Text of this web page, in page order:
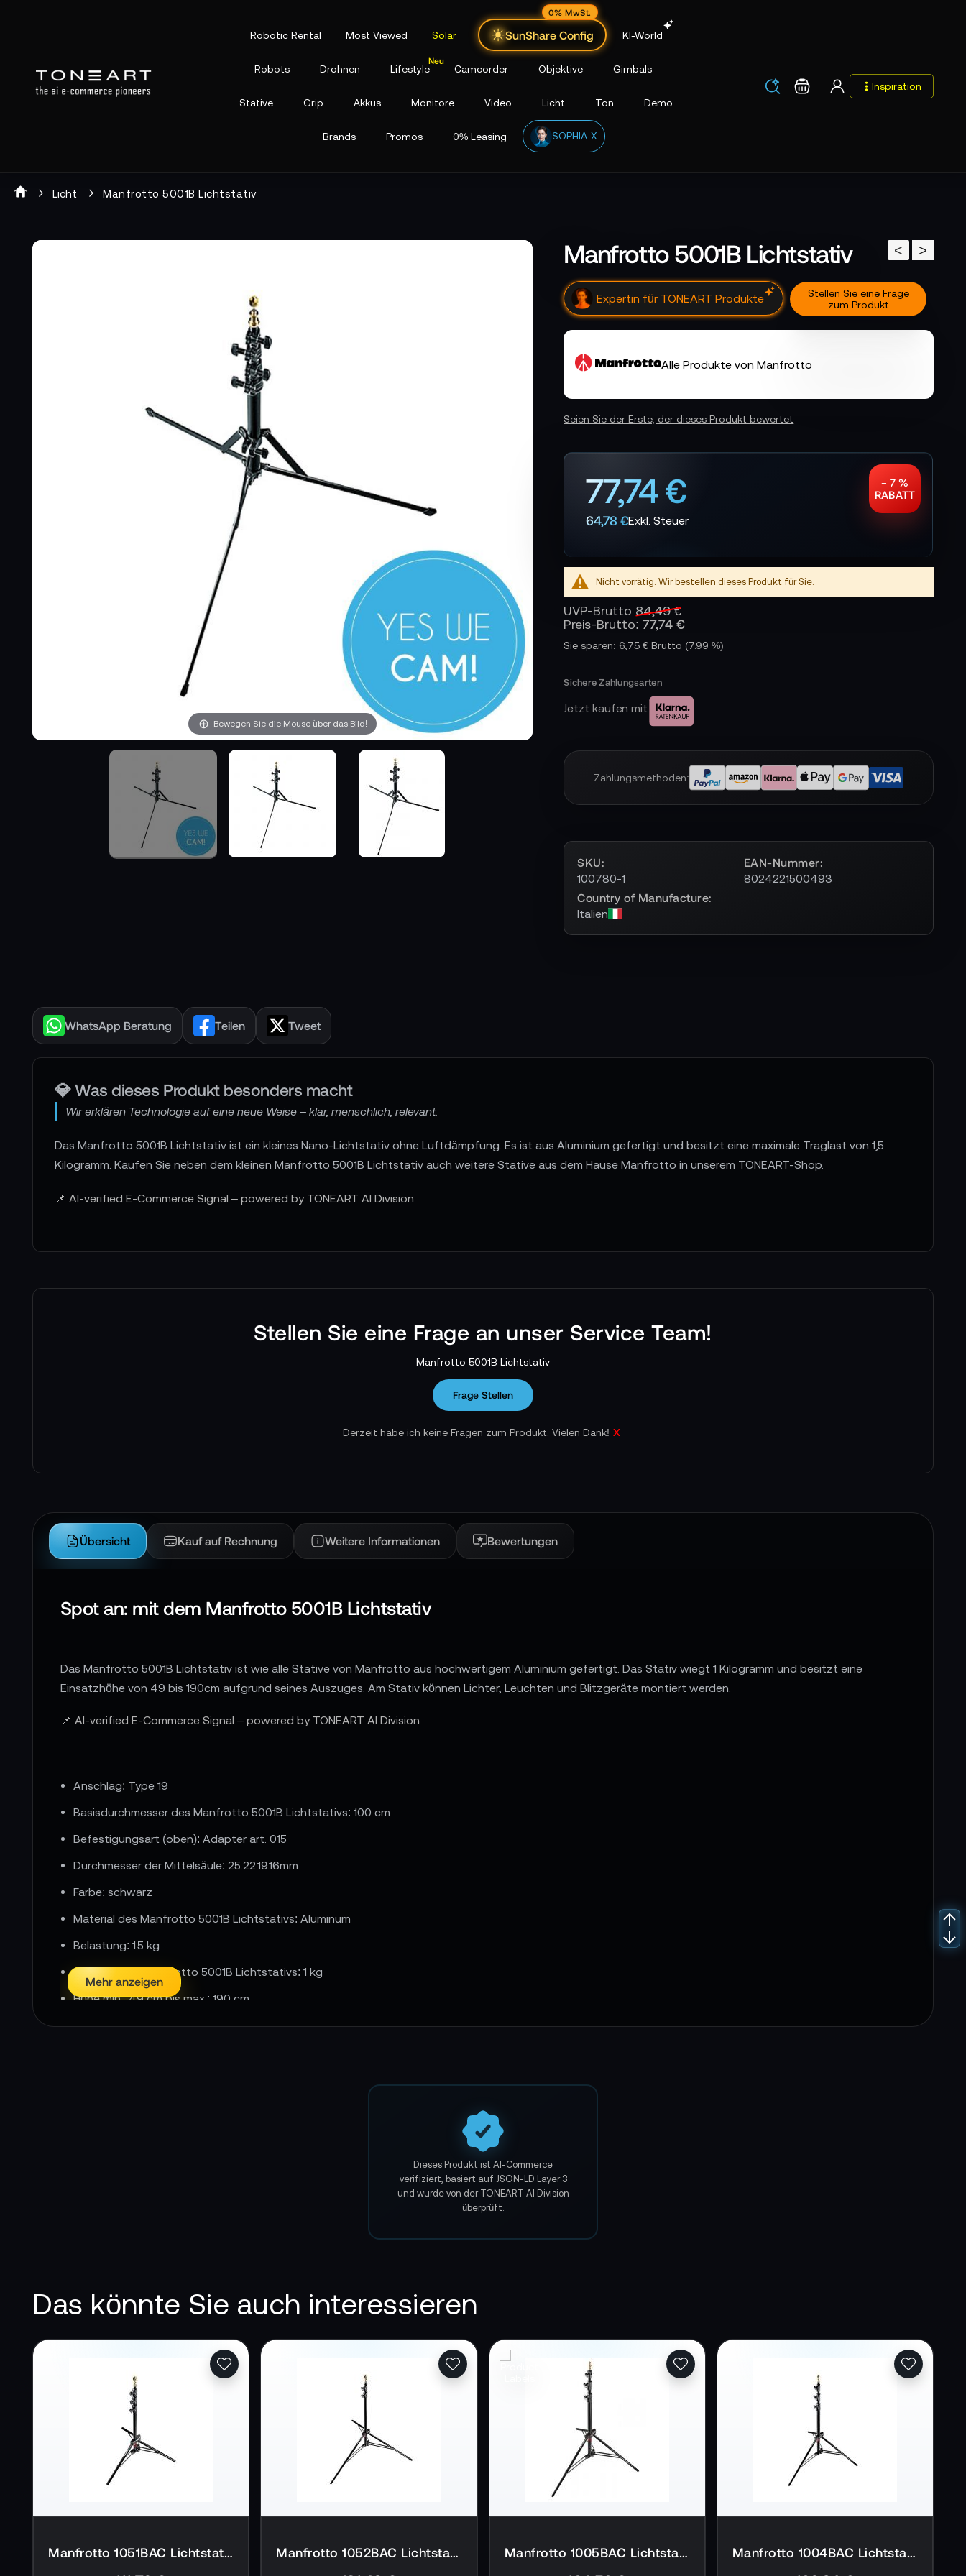
Robotic Rental Most Viewed Solar SunShare Config
0% MwSt.
KI-World
Robots Drohnen Lifestyle Camcorder Objektive Gimbals
Stative Grip Akkus Monitore Video Licht Ton Demo
Brands Promos 0% Leasing SOPHIA-X
Los Warenkorb Inspiration
Licht Manfrotto 5001B Lichtstativ
Zum
Zum
Bewegen Sie die Mouse über das Bild!
>
<
Manfrotto 5001B Lichtstativ
Expertin für TONEART Produkte
Stellen Sie eine Frage
zum Produkt
Alle Produkte von Manfrotto
Seien Sie der Erste, der dieses Produkt bewertet
77,74 €
64,78 €
− 7 %
RABATT
Nicht vorrätig. Wir bestellen dieses Produkt für Sie.
UVP-Brutto 84,49 €
Preis-Brutto:77,74 €
Sie sparen: 6,75 € Brutto (7.99 %)
Jetzt kaufen mit
Zahlungsmethoden:
SKU
100780-1
EAN-Nummer
8024221500493
Country of Manufacture
Italien
WhatsApp Beratung Teilen Tweet
💎 Was dieses Produkt besonders macht
Wir erklären Technologie auf eine neue Weise – klar, menschlich, relevant.
Das Manfrotto 5001B Lichtstativ ist ein kleines Nano-Lichtstativ ohne Luftdämpfung. Es ist aus Aluminium gefertigt und besitzt eine maximale Traglast von 1,5
Kilogramm. Kaufen Sie neben dem kleinen Manfrotto 5001B Lichtstativ auch weitere Stative aus dem Hause Manfrotto in unserem TONEART-Shop.
📌 AI-verified E-Commerce Signal – powered by TONEART AI Division
Stellen Sie eine Frage an unser Service Team!
Manfrotto 5001B Lichtstativ
Frage Stellen
Derzeit habe ich keine Fragen zum Produkt. Vielen Dank! x
Übersicht Kauf auf Rechnung Weitere Informationen Bewertungen
Spot an: mit dem Manfrotto 5001B Lichtstativ
Das Manfrotto 5001B Lichtstativ ist wie alle Stative von Manfrotto aus hochwertigem Aluminium gefertigt. Das Stativ wiegt 1 Kilogramm und besitzt eine
Einsatzhöhe von 49 bis 190cm aufgrund seines Auszuges. Am Stativ können Lichter, Leuchten und Blitzgeräte montiert werden.
📌 AI-verified E-Commerce Signal – powered by TONEART AI Division
Anschlag: Type 19
Basisdurchmesser des Manfrotto 5001B Lichtstativs: 100 cm
Befestigungsart (oben): Adapter art. 015
Durchmesser der Mittelsäule: 25.22.19.16mm
Farbe: schwarz
Material des Manfrotto 5001B Lichtstativs: Aluminum
Belastung: 1.5 kg
Gewicht des Manfrotto 5001B Lichtstativs: 1 kg
Höhe min.: 49 cm bis max.: 190 cm
Länge im geschlossenen Zustand: 48 cm (Transport)
Mehr anzeigen
Dieses Produkt ist AI-Commerce
verifiziert, basiert auf JSON-LD Layer 3
und wurde von der TONEART AI Division
überprüft.
Das könnte Sie auch interessieren
Manfrotto 1051BAC Lichtstativ Manfrotto 1052BAC Lichtstativ Manfrotto 1005BAC Lichtstativ Manfrotto 1004BAC Lichtstativ